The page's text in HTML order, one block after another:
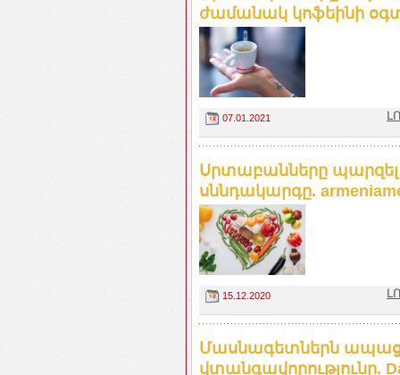
ժամանակ կոֆեինի
07.01.2021
Սրտաբանները
սննդակարգը.
15.12.2020
Մասնագետներն
վտանգավորությունը.